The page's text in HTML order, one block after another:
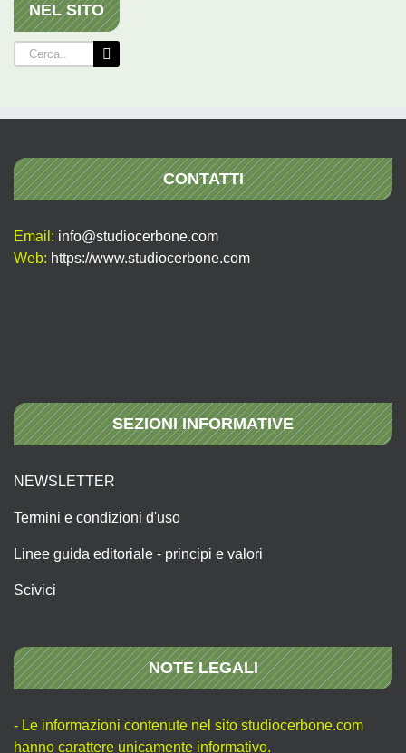
NEL SITO
Cerca
per:
CONTATTI
Email: info@studiocerbone.com
Web: https://www.studiocerbone.com
SEZIONI INFORMATIVE
NEWSLETTER
Termini e condizioni d'uso
Linee guida editoriale - principi e valori
Scivici
NOTE LEGALI
- Le informazioni contenute nel sito studiocerbone.com
hanno carattere unicamente informativo.